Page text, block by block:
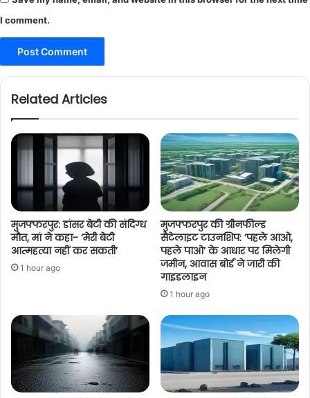
I comment.
Related Articles
मुजफ्फरपुर: डांसर बेटी की संदिग्ध
मौत, मां ने कहा- ‘मेरी बेटी
आत्महत्या नहीं कर सकती’
1 hour ago
मुजफ्फरपुर की ग्रीनफील्ड
सैटेलाइट टाउनशिप: ‘पहले आओ,
पहले पाओ’ के आधार पर मिलेगी
जमीन, आवास बोर्ड ने जारी की
गाइडलाइन
1 hour ago